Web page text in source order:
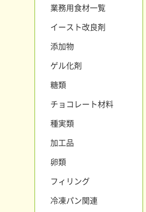
業務用食材一覧
イースト改良剤
添加物
ゲル化剤
糖類
チョコレート材料
種実類
加工品
卵類
フィリング
冷凍パン関連